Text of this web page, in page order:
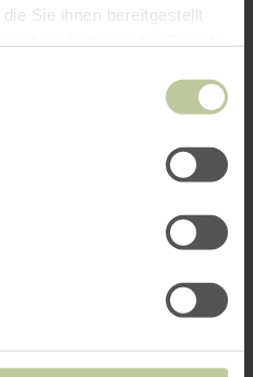
Sie ihnen bereitgestellt